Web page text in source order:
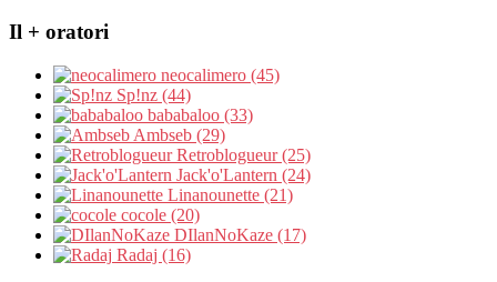
Il + oratori
neocalimero (45)
Sp!nz (44)
bababaloo (33)
Ambseb (29)
Retroblogueur (25)
Jack'o'Lantern (24)
Linanounette (21)
cocole (20)
DIlanNoKaze (17)
Radaj (16)